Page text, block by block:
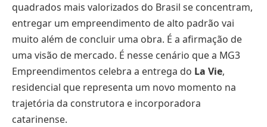
quadrados mais valorizados do Brasil se concentram,
entregar um empreendimento de alto padrão vai
muito além de concluir uma obra. É a afirmação de
uma visão de mercado. É nesse cenário que a MG3
Empreendimentos celebra a entrega do La Vie,
residencial que representa um novo momento na
trajetória da construtora e incorporadora
catarinense.